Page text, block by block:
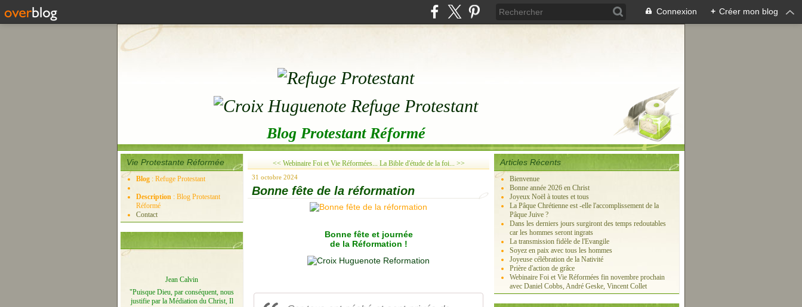
Connexion + Créer mon blog
Blog Protestant Réformé
Vie Protestante Réformée
Blog : Refuge Protestant
Description : Blog Protestant
Réformé
Contact
Jean Calvin
"Puisque Dieu, par conséquent, nous
justifie par la Médiation du Christ, Il
<< Webinaire Foi et Vie Réformées... La Bible d'étude de la foi... >>
31 octobre 2024
Bonne fête de la réformation
Bonne fête et journée
de la Réformation !
Articles Récents
Bienvenue
Bonne année 2026 en Christ
Joyeux Noël à toutes et tous
La Pâque Chrétienne est -elle l'accomplissement de la
Pâque Juive ?
Dans les derniers jours surgiront des temps redoutables
car les hommes seront ingrats
La transmission fidèle de l'Evangile
Soyez en paix avec tous les hommes
Joyeuse célébration de la Nativité
Prière d'action de grâce
Webinaire Foi et Vie Réformées fin novembre prochain
avec Daniel Cobbs, André Geske, Vincent Collet